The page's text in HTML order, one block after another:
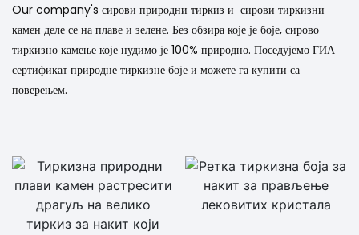
Our company's сирови природни тиркиз и сирови тиркизни
камен деле се на плаве и зелене. Без обзира које је боје, сирово
тиркизно камење које нудимо је 100% природно. Поседујемо ГИА
сертификат природне тиркизне боје и можете га купити са
поверењем.